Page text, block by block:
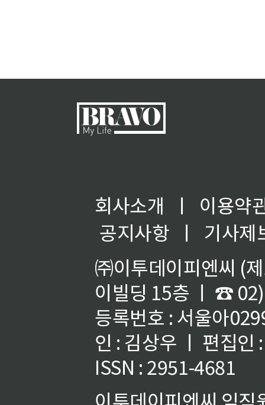
회사소개 ㅣ
이용약
공지사항
ㅣ
기사제
㈜이투데이피엔씨 (
이빌딩 15층 ㅣ ☎
등록번호 : 서울아
인 : 김상우 ㅣ 편집인
ISSN : 2951-4681